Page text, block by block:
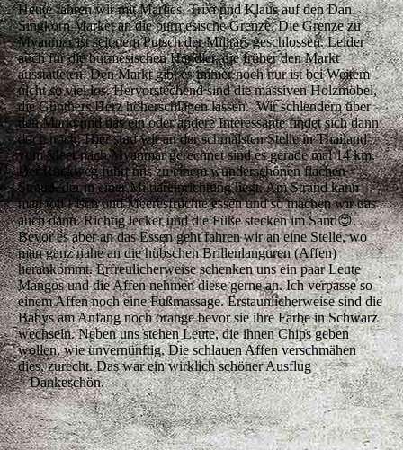
Heute fahren wir mit Marlies, Trixi und Klaus auf den Dan
Singkorn Market an die burmesische Grenze. Die Grenze zu
Myanmar ist seit dem Putsch der Militärs geschlossen. Leider
auch für die burmesischen Händler, die früher den Markt
ausstatteten. Den Markt gibt es immer noch nur ist bei Weitem
nicht so viel los. Hervorstechend sind die massiven Holzmöbel,
die Günthers Herz höherschlagen lassen. Wir schlendern über
den Markt und das ein oder andere Interessante findet sich dann
doch noch. Hier sind wir an der schmälsten Stelle in Thailand
vom Meer nach Myanmar gerechnet sind es gerade mal 14 km.
Der Rückweg führt uns zu einem wunderschönen flachen
Strand, der in einer Miltiäreinrichtung liegt. Am Strand kann
man toll Fisch und Meeresfrüchte essen und so machen wir das
auch dann. Richtig lecker und die Füße stecken im Sand😊.
Bevor es aber an das Essen geht fahren wir an eine Stelle, wo
man ganz nahe an die hübschen Brillenlanguren (Affen)
herankommt. Erfreulicherweise schenken uns ein paar Leute
Mangos und die Affen nehmen diese gerne an. Ich verpasse so
einem Affen noch eine Fußmassage. Erstaunlicherweise sind die
Babys am Anfang noch orange bevor sie ihre Farbe in Schwarz
wechseln. Neben uns stehen Leute, die ihnen Chips geben
wollen, wie unvernünftig. Die schlauen Affen verschmähen
dies, zurecht. Das war ein wirklich schöner Ausflug
- Dankeschön.